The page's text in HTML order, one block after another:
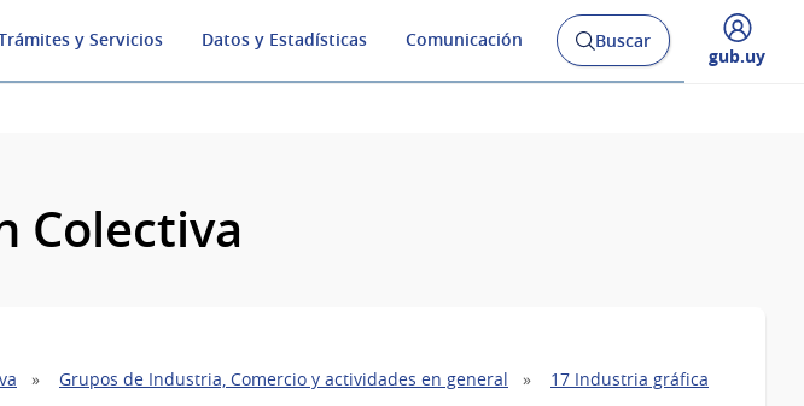
y Servicios Datos y Estadísticas Comunicación
Abrir
buscador
Buscar
Desplegar
gub.uy
Colectiva
Grupos de Industria, Comercio y actividades en general 17 Industria gráfica